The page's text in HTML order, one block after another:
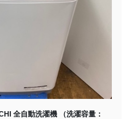
自動洗濯機 （洗濯容量：